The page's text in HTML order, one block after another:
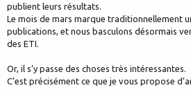
publient leurs résultats.
Le mois de mars marque traditionnellement
publications, et nous basculons désormais
des ETI.
Or, il s’y passe des choses très intéressantes.
C’est précisément ce que je vous propose